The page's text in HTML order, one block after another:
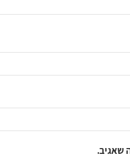
שאגיב.